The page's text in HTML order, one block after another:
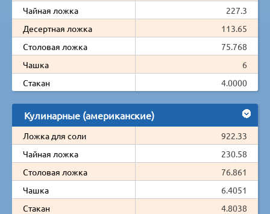
Чайная ложка
227.3
Десертная ложка
113.65
Столовая ложка
75.768
Чашка
6
Стакан
4.0000
Кулинарные (американские)
Ложка для соли
922.33
Чайная ложка
230.58
Столовая ложка
76.861
Чашка
6.4051
Стакан
4.8038